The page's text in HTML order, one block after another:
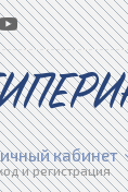
кабинет
и регистрация